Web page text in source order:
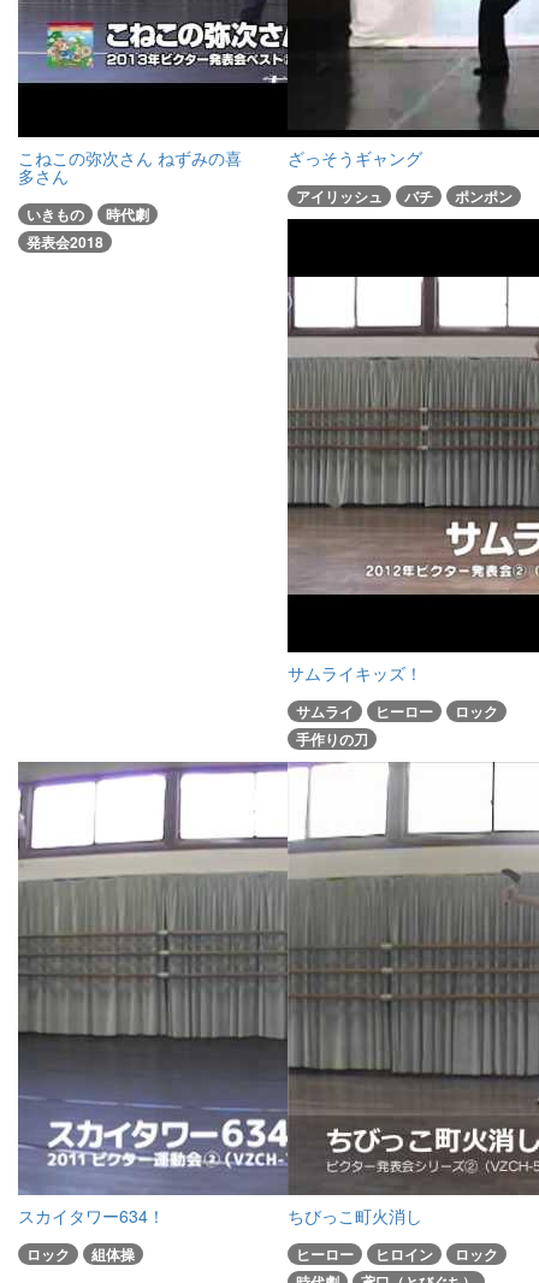
こねこの弥次さん ねずみの喜
多さん
いきもの
時代劇
発表会2018
ざっそうギャング
アイリッシュ バチ ポンポン
サムライキッズ！
サムライ ヒーロー
ロック
手作りの刀
スカイタワー634！
ロック 組体操
ちびっこ町火消し
ヒーロー ヒロイン
ロック